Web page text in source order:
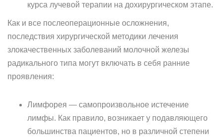
курса лучевой терапии на дохирургическом этапе.
Как и все послеоперационные осложнения,
последствия хирургической методики лечения
злокачественных заболеваний молочной железы
радикального типа могут включать в себя ранние
проявления:
Лимфорея — самопроизвольное истечение
лимфы. Как правило, возникает у подавляющего
большинства пациентов, но в различной степени